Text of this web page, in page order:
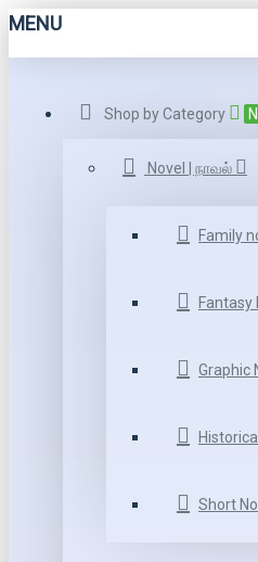
MENU
Shop by Category
Novel | நாவல்
Family
Graphic
Short